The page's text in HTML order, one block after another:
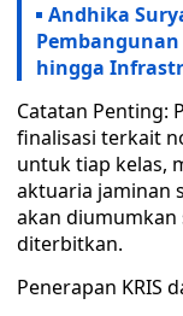
Andhika
hingga
Catatan Penting:
finalisasi terkait
untuk tiap kelas,
aktuaria jaminan
akan
diterbitkan.
Penerapan KRIS